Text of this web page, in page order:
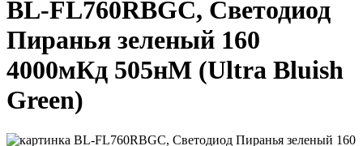
BL-FL760RBGC, Светодиод
Пиранья зеленый 160
4000мКд 505нМ (Ultra Bluish
Green)